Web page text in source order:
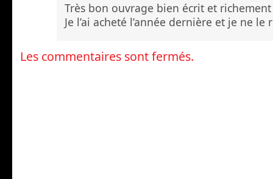
Très bon ouvrage bien écrit et
Je l’ai acheté l’année dernière et je ne le
Les commentaires sont fermés.